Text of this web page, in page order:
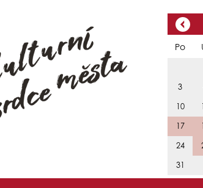
Po
3
10
17
24
31